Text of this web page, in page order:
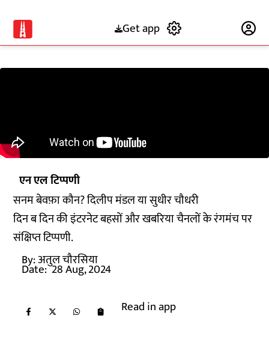
Get app
एन एल टिप्पणी
सनम बेवफ़ा कौन? दिलीप मंडल या सुधीर चौधरी
दिन ब दिन की इंटरनेट बहसों और खबरिया चैनलों के रंगमंच पर
संक्षिप्त टिप्पणी.
By:अतुल चौरसिया
Date: 28 Aug, 2024
Read in app